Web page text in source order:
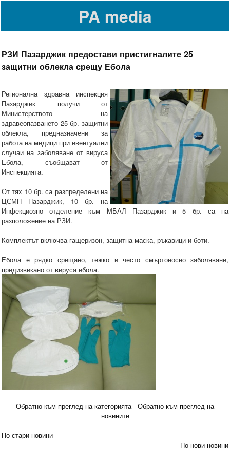
PA media
РЗИ Пазарджик предостави пристигналите 25
защитни облекла срещу Ебола
Регионална здравна инспекция
Пазарджик получи от
Министерството на
здравеопазването 25 бр. защитни
облекла, предназначени за
работа на медици при евентуални
случаи на заболяване от вируса
Ебола, съобщават от
Инспекцията.
От тях 10 бр. са разпределени на
ЦСМП Пазарджик, 10 бр. на
Инфекциозно отделение към МБАЛ Пазарджик и 5 бр. са на
разположение на РЗИ.
Комплектът включва гащеризон, защитна маска, ръкавици и боти.
Ебола е рядко срещано, тежко и често смъртоносно заболяване,
предизвикано от вируса ебола.
Обратно към преглед на категорията
Обратно към преглед на
новините
По-стари новини
По-нови новини